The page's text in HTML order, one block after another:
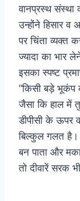
वानप्रस्थ संस्था
उन्होंने हिसार व
पर चिंता व्यक्त
ज्यादा का भार
इसका स्पष्ट
“किसी बड़े भूकंप
जैसा कि हाल में
डीपीसी के ऊपर
बिल्कुल गलत है।
बन पाता और
तो दीवारें सरक